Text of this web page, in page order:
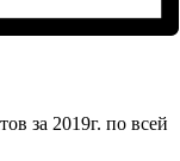
за 2019г. по всей